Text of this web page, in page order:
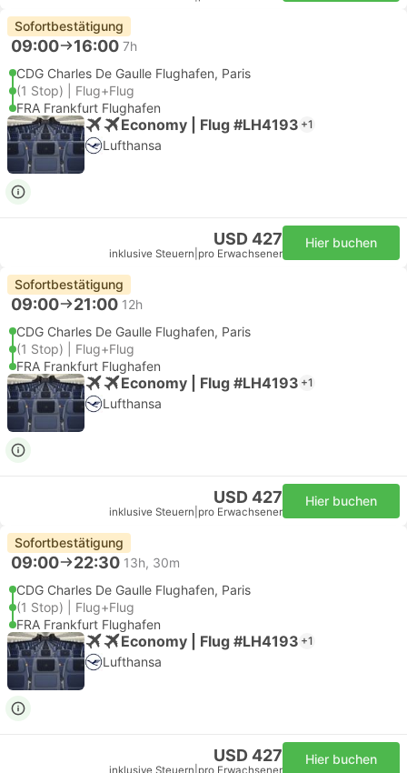
Sofortbestätigung
09:00 16:00 7h
CDG Charles De Gaulle Flughafen, Paris
(1 Stop) | Flug+Flug
FRA Frankfurt Flughafen
Economy | Flug #LH4193 +1
Lufthansa
USD 427
inklusive Steuern pro Erwachsener
Hier buchen
Sofortbestätigung
09:00 21:00 12h
CDG Charles De Gaulle Flughafen, Paris
(1 Stop) | Flug+Flug
FRA Frankfurt Flughafen
Economy | Flug #LH4193 +1
Lufthansa
USD 427
inklusive Steuern pro Erwachsener
Hier buchen
Sofortbestätigung
09:00 22:30 13h, 30m
CDG Charles De Gaulle Flughafen, Paris
(1 Stop) | Flug+Flug
FRA Frankfurt Flughafen
Economy | Flug #LH4193 +1
Lufthansa
USD 427
inklusive Steuern pro Erwachsener
Hier buchen